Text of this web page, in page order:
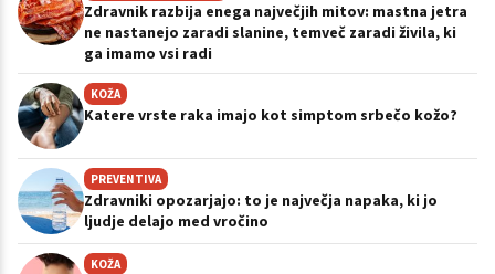
Zdravnik razbija enega največjih mitov: mastna jetra
ne nastanejo zaradi slanine, temveč zaradi živila, ki
ga imamo vsi radi
KOŽA
Katere vrste raka imajo kot simptom srbečo kožo?
PREVENTIVA
Zdravniki opozarjajo: to je največja napaka, ki jo
ljudje delajo med vročino
KOŽA